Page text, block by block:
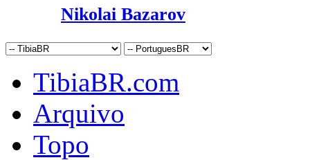
Nikolai Bazarov
TibiaBR.com
Arquivo
Topo